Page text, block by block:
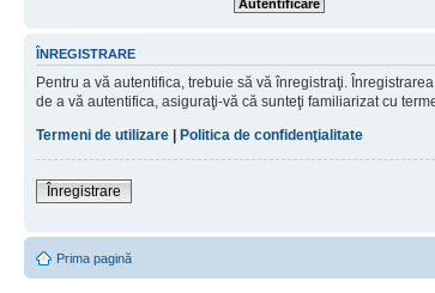
ÎNREGISTRARE
Pentru a vă autentifica, trebuie să vă înregistraţi.
de a vă autentifica, asiguraţi-vă că sunteţi familiarizat cu
Termeni de utilizare | Politica de confidenţialitate
Înregistrare
Prima pagină